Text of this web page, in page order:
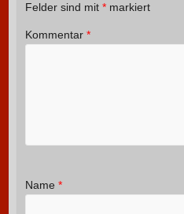
Felder sind mit *markiert
Kommentar *
Name *